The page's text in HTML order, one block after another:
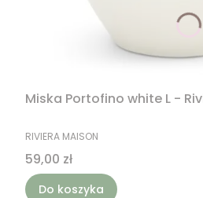
Miska Portofino white L -
PRODUCENT
RIVIERA MAISON
Cena
59,00 zł
Do koszyka